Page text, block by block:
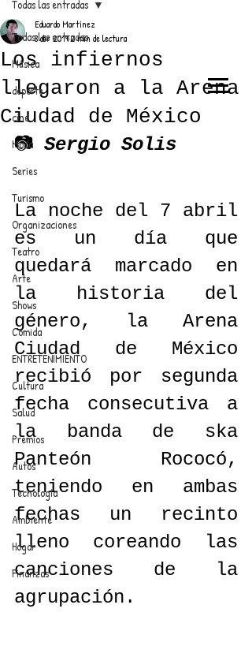
ANUNCIATE CON NOSOTROS
PARA MÁS INFORMACIÓN:
dinamicaseltrendytop@gmail.com
EL TRENDY TOP
CON EDDY MARTINEZ
Todas las entradas
Música
deporte
cine
Moda
Series
Turismo
Organizaciones
Teatro
Arte
Shows
Comida
ENTRETENIMIENTO
Cultura
Salud
Premios
Autos
Tecnología
Ambiente
Hogar
Finanzas
Todas las entradas
Los infiernos
llegaron a la Arena
Ciudad de México
Eduardo Martínez
8 abr 20192 min de lectura
📷 Sergio Solis
La noche del 7 abril
es un día que
quedará marcado en
la historia del
género, la Arena
Ciudad de México
recibió por segunda
fecha consecutiva a
la banda de ska
Panteón Rococó,
teniendo en ambas
fechas un recinto
lleno coreando las
canciones de la
agrupación.